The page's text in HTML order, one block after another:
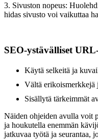
3. Sivuston nopeus:
hidas sivusto voi vaikuttaa
SEO-ystävälliset
Käytä selkeitä ja
Vältä erikoismerkkejä
Sisällytä tärkeimmät
Näiden ohjeiden avulla voit
ja houkutella enemmän
jatkuvaa työtä ja seurantaa,